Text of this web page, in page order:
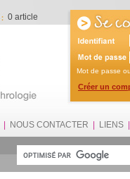
0 article
Mot de passe
Créer un
NOUS CONTACTER LIENS